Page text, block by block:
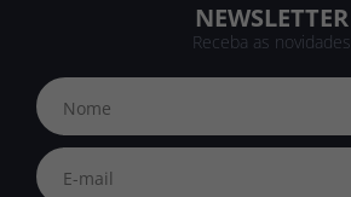
NEWSLETTER
Receba as novidades